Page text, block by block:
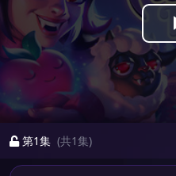
第1集 (共1集)